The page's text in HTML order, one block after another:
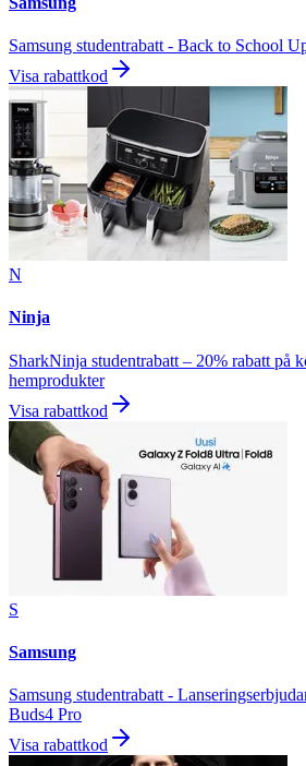
Samsung studentrabatt - Back to School
Visa rabattkod
N
Ninja
SharkNinja studentrabatt – 20% rabatt på
hemprodukter
Visa rabattkod
S
Samsung
Samsung studentrabatt -
Buds4 Pro
Visa rabattkod